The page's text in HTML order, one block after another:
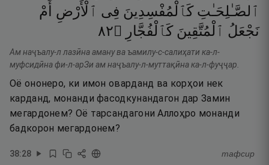
ٱلصَّـٰلِحَـٰتِ كَٱلْمُفْسِدِينَ فِى ٱلْأَرْضِ
أَمْ
نَجْعَلُ ٱلْمُتَّقِينَ كَٱلْفُجَّارِ ۝٢٨
Ам наҷъалу-л лазӣна аману ва ъамилу-с-салиҳати ка-л-
муфсидӣна фи-л-арЗи ам наҷъалу-л-муттақӣна ка-л-фуҷҷар.
Оё ононеро, ки имон оварданд ва корҳои нек
карданд, монанди фасодкунандагон дар Замин
мегардонем? Оё тарсандагони Аллоҳро монанди
бадкорон мегардонем?
38:28 тафсир